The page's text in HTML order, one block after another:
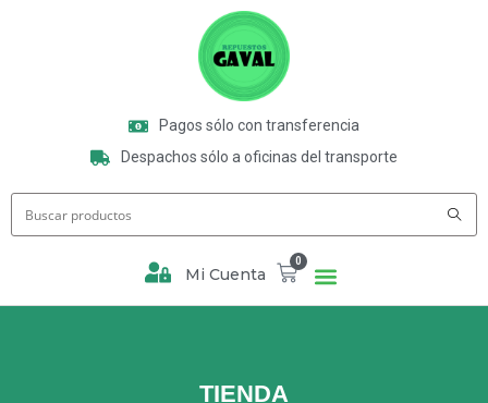
Pagos sólo con transferencia
Despachos sólo a oficinas del transporte
Mi Cuenta
0
TIENDA